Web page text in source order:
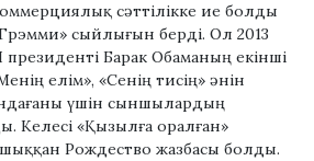
сәттілікке ие болды
сыйлығын берді. Ол 2013
Барак Обаманың екінші
елім», «Сенің тисің» әнін
үшін сыншылардың
Келесі «Қызылға оралған»
Рождество жазбасы болды.